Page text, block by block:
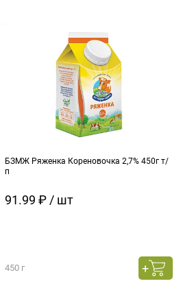
БЗМЖ Ряженка Кореновочка 2,7% 450г т/
п
91.99 ₽ / шт
450 г